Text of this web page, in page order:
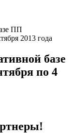
ПП
2013 года
базе
по 4